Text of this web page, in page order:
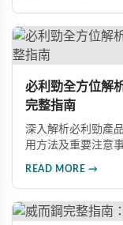
必利勁全方位解
完整指南
深入解析必利勁產
用方法及重要注意
READ MORE →